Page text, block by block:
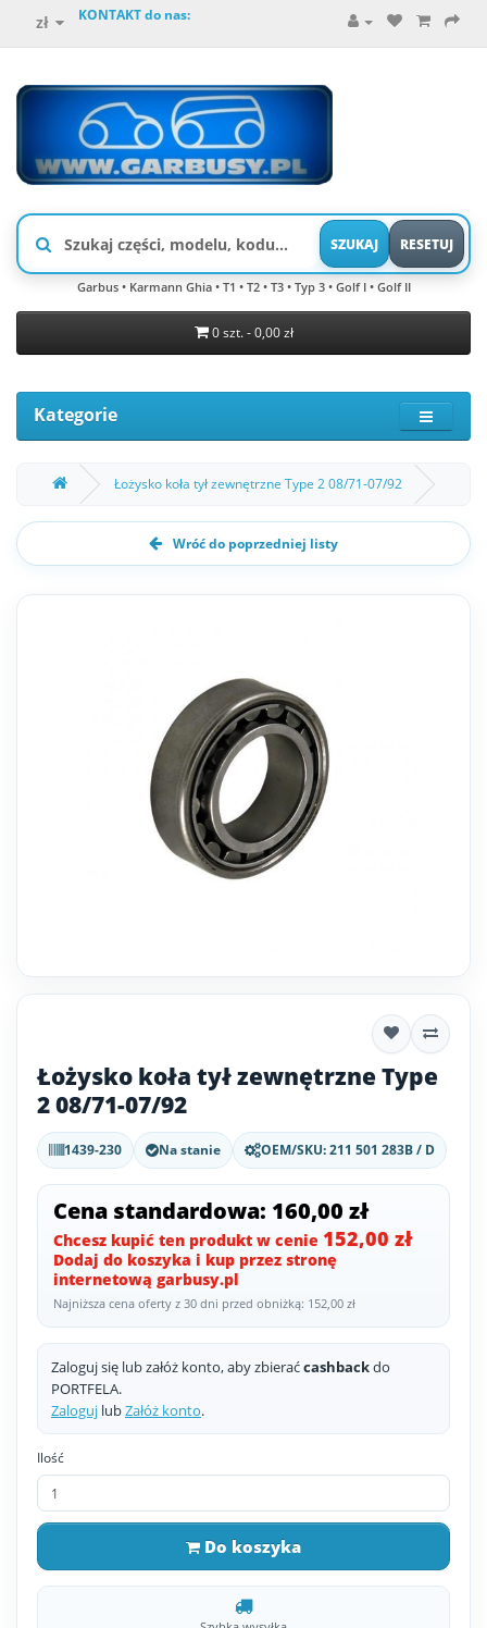
zł KONTAKT do nas:
SZUKAJ RESETUJ
Garbus • Karmann Ghia • T1 • T2 • T3 • Typ 3 • Golf I • Golf II
0 szt. - 0,00 zł
Kategorie
Łożysko koła tył zewnętrzne Type 2 08/71-07/92
Wróć do poprzedniej listy
Łożysko koła tył zewnętrzne Type
2 08/71-07/92
1439-230 Na stanie OEM/SKU: 211 501 283B / D
Cena standardowa: 160,00 zł
Chcesz kupić ten produkt w cenie 152,00 zł
Dodaj do koszyka i kup przez stronę
internetową garbusy.pl
Najniższa cena oferty z 30 dni przed obniżką: 152,00 zł
Zaloguj się lub załóż konto, aby zbieraćcashbackdo
PORTFELA.
Zaloguj lubZałóż konto.
Ilość
Do koszyka